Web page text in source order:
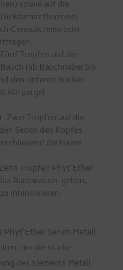
sowie auf die
Ceresalcreme oder
Tropfen auf die
(ab Bauchnabel bis
den unteren Rücken
Körpergel
Zwei Tropfen auf die
Seiten des Kopfes
die Haare
Tropfen Phyt'Ether
Badewasser geben,
intensivieren.
Phyt'Ether Serum Metall
um die starke
des Elements Metall